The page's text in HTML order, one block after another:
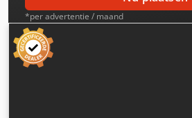
*per advertentie / maand